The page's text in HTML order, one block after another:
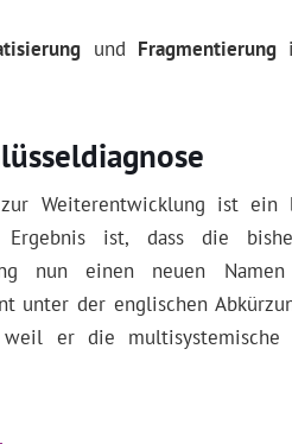
und Fragmentierung
Weiterentwicklung ist ein
Ergebnis ist, dass die
nun einen neuen
unter der englischen
er die multisystemische